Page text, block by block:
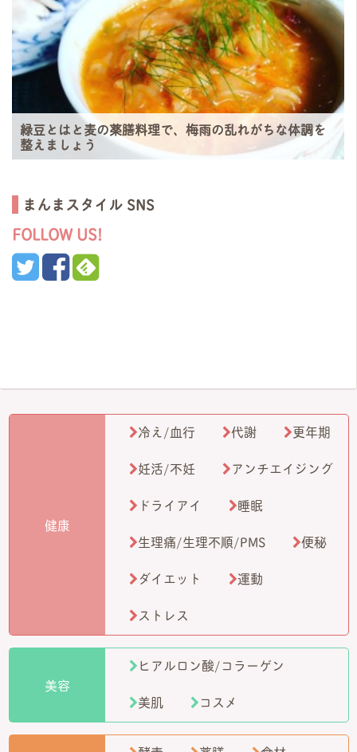
緑豆とはと麦の薬膳料理で、梅雨の乱れがちな体調を
整えましょう
まんまスタイル SNS
FOLLOW US!
健康
冷え/血行 代謝
更年期
妊活/不妊
アンチエイジング
ドライアイ
睡眠
生理痛/生理不順/PMS
便秘
ダイエット
運動
ストレス
美容
ヒアルロン酸/コラーゲン
美肌
コスメ